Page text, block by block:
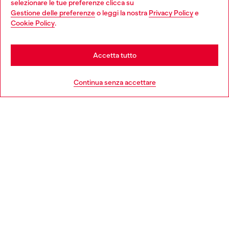
selezionare le tue preferenze clicca su
Gestione delle preferenzeo leggi la nostra Privacy Policye
Cookie Policy.
Continua senza accettare
Accetta tutto
You are currently browsing Italia website, but it seems you may
be based in United States